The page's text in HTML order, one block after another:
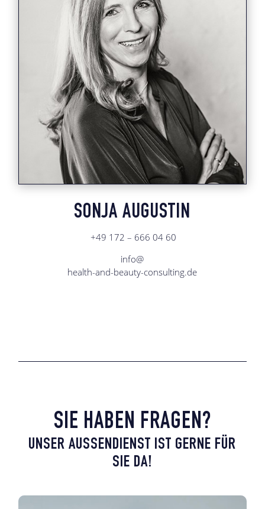
SONJA AUGUSTIN
+49 172 – 666 04 60
info@
health-and-beauty-consulting.de
SIE HABEN FRAGEN?
UNSER AUSSENDIENST IST GERNE FÜR S
IE DA!